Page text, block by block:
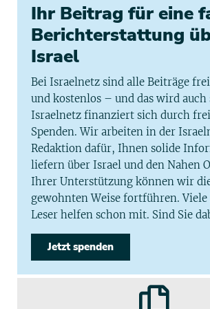
Ihr Beitrag für eine
Berichterstattung
Israel
Bei Israelnetz sind alle Beiträge
und kostenlos – und das wird auch
Israelnetz finanziert sich durch
Spenden. Wir arbeiten in der
Redaktion dafür, Ihnen solide
liefern über Israel und den Nahen
Ihrer Unterstützung können wir
gewohnten Weise fortführen.
Leser helfen schon mit. Sind Sie
Jetzt spenden